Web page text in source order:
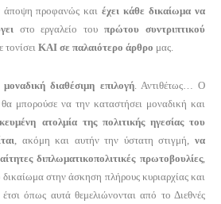
άποψη προφανώς καιέχει κάθε δικαίωμα να
στο εργαλείο τουπρώτου συντριπτικού
ΚΑΙ σε παλαιότερο άρθρο μας.
διαθέσιμη επιλογή. Αντιθέτως… Ο
μπορούσε να την καταστήσει μοναδική και
ατολμία της πολιτικής ηγεσίας του
, ακόμη και αυτήν την ύστατη στιγμή,να
διπλωματικοπολιτικές πρωτοβουλίες,
στην άσκηση πλήρους κυριαρχίας και
όπως αυτά θεμελιώνονται από το Διεθνές